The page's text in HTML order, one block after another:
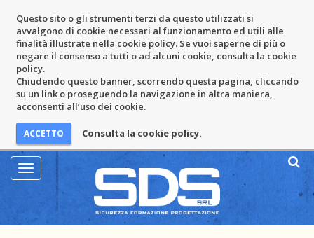
Questo sito o gli strumenti terzi da questo utilizzati si
avvalgono di cookie necessari al funzionamento ed utili alle
finalità illustrate nella cookie policy. Se vuoi saperne di più o
negare il consenso a tutti o ad alcuni cookie, consulta la cookie
policy.
Chiudendo questo banner, scorrendo questa pagina, cliccando
su un link o proseguendo la navigazione in altra maniera,
acconsenti all’uso dei cookie.
Consulta la cookie policy.
Mostra
Menu